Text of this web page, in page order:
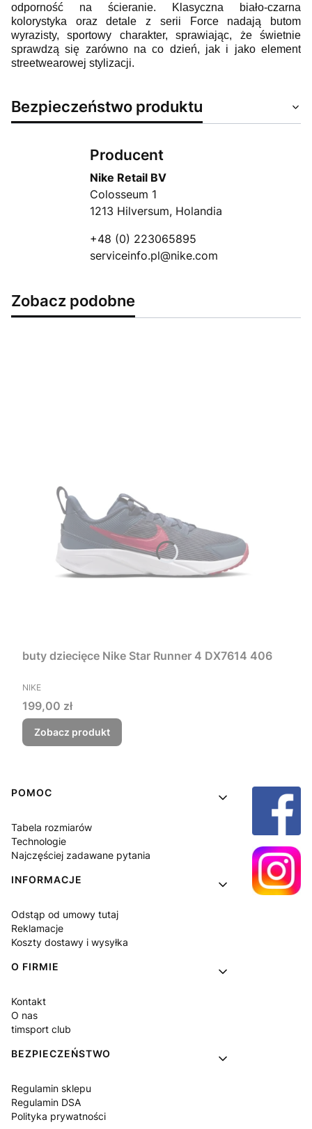
odporność na ścieranie. Klasyczna biało-czarna
kolorystyka oraz detale z serii Force nadają butom
wyrazisty, sportowy charakter, sprawiając, że świetnie
sprawdzą się zarówno na co dzień, jak i jako element
streetwearowej stylizacji.
Bezpieczeństwo produktu
Producent
Nike Retail BV
Colosseum 1
1213 Hilversum, Holandia
+48 (0) 223065895
serviceinfo.pl@nike.com
Zobacz podobne
buty dziecięce Nike Star Runner 4 DX7614 406
PRODUCENT
NIKE
Cena
199,00 zł
Zobacz produkt
Linki w stopce
POMOC
Tabela rozmiarów
Technologie
Najczęściej zadawane pytania
INFORMACJE
Odstąp od umowy tutaj
Reklamacje
Koszty dostawy i wysyłka
O FIRMIE
Kontakt
O nas
timsport club
BEZPIECZEŃSTWO
Regulamin sklepu
Regulamin DSA
Polityka prywatności